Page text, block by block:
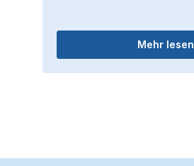
Mehr lesen